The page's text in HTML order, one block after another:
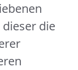
die